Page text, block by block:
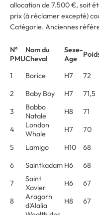
allocation de 7.500 €, soit
prix (à réclamer excepté)
Catégorie. Anciennes
N°
PMU
Nom du
Cheval
Sexe-
Age
1 Borice H7 72
2
Baby Boy H7 71,5
3
Babbo
Natale
H8 71
4
London
Whale
H7 70
5
Lamigo H10 68
6
Saintkadam H6 68
7
Saint
Xavier
H6 67
8
Aragorn
d'Alalia
H8 67